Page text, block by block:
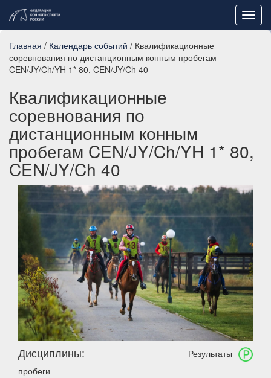
Главная / Календарь событий / Квалификационные
соревнования по дистанционным конным пробегам
CEN/JY/Ch/YH 1* 80, CEN/JY/Ch 40
Квалификационные
соревнования по
дистанционным конным
пробегам CEN/JY/Ch/YH 1* 80,
CEN/JY/Ch 40
Результаты
Дисциплины:
пробеги